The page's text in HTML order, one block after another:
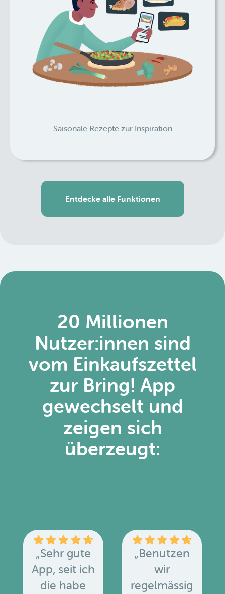
Saisonale Rezepte zur Inspiration
Entdecke alle Funktionen
20 Millionen
Nutzer:innen sind
vom Einkaufszettel
zur Bring! App
gewechselt und
zeigen sich
überzeugt:
„Sehr gute
App, seit ich
die habe
„Benutzen
wir
regelmässig